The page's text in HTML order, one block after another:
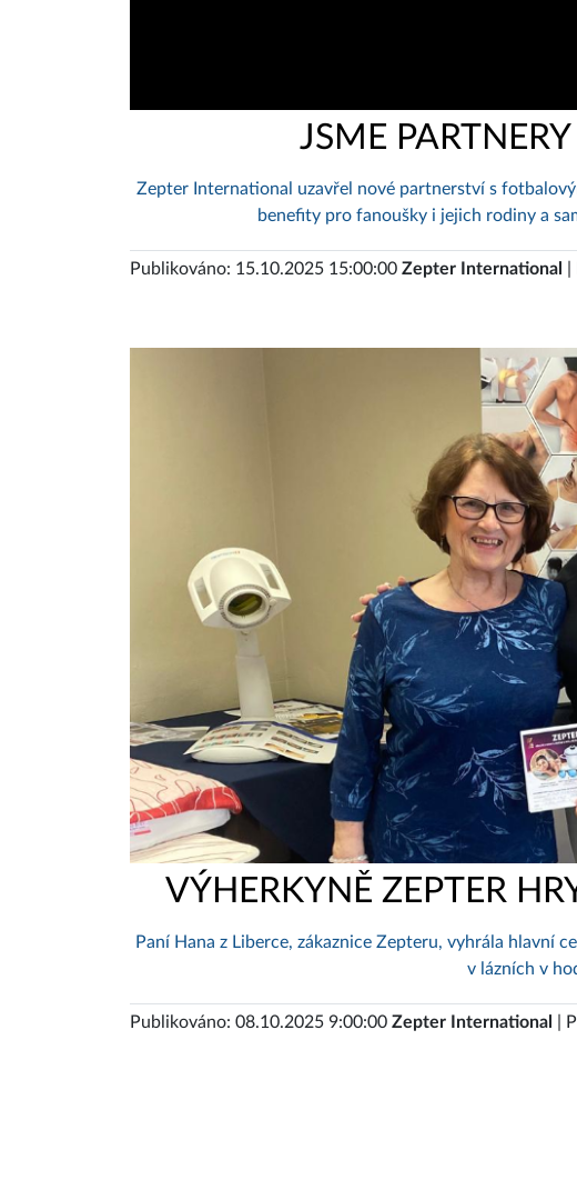
JSME
Zepter International uzavřel nové partnerství s
benefity pro fanoušky i jejich rodiny a
Publikováno: 15.10.2025 15:00:00 Zepter International
VÝHERKYNĚ ZEPTER
Paní Hana z Liberce, zákaznice Zepteru, vyhrála hlavní
v lázních v
Publikováno: 08.10.2025 9:00:00 Zepter International |